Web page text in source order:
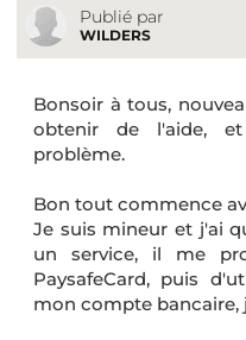
Publié par
WILDERS
Bonsoir à tous,
obtenir de l'aide,
problème.
Bon tout commence
Je suis mineur et j'ai
un service, il me
PaysafeCard, puis
mon compte bancaire,